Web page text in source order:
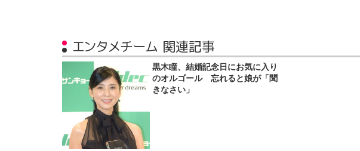
エンタメチーム 関連記事
黒木瞳、結婚記念日にお気に入り
のオルゴール 忘れると娘が「聞
きなさい」